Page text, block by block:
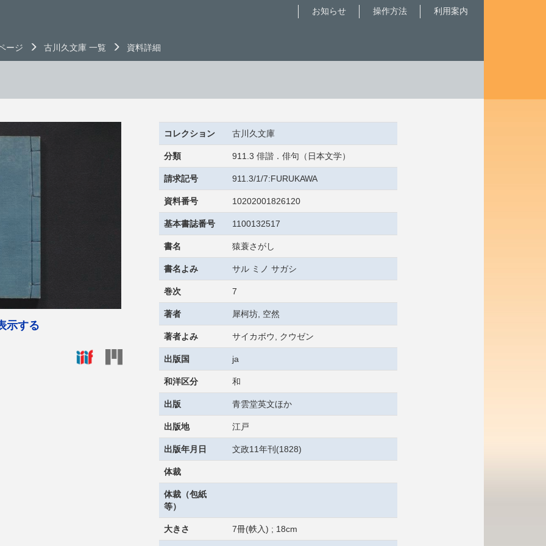
利用案内
操作方法
お知らせ
ージ 古川久文庫 一覧 資料詳細
示する
コレクション 古川久文庫
分類 911.3 俳諧．俳句（日本文学）
請求記号 911.3/1/7:FURUKAWA
資料番号 10202001826120
基本書誌番号 1100132517
書名 猿蓑さがし
書名よみ サル ミノ サガシ
巻次 7
著者 犀柯坊, 空然
著者よみ サイカボウ, クウゼン
出版国 ja
和洋区分 和
出版 青雲堂英文ほか
出版地 江戸
出版年月日 文政11年刊(1828)
体裁
体裁（包紙
等）
大きさ 7冊(帙入) ; 18cm